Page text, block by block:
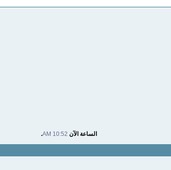
الساعة الآن 10:52 AM
.